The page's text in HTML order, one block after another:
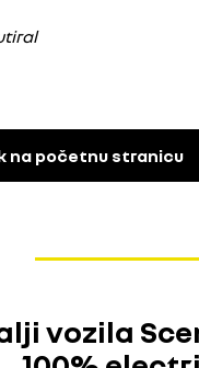
na početnu stranicu
vozila